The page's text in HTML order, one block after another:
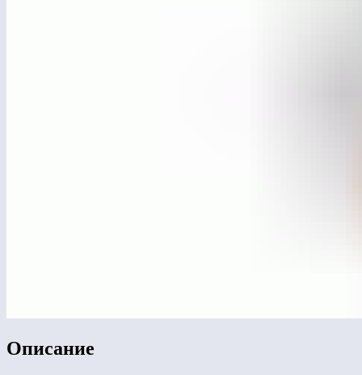
Описание